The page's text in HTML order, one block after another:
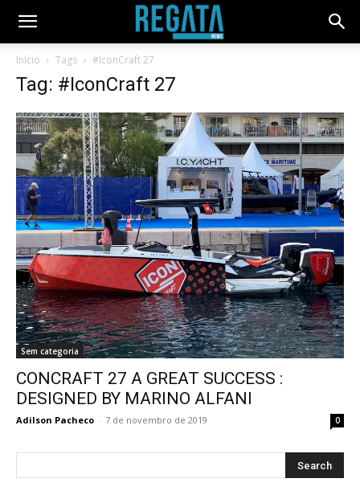
Início Tags #IconCraft 27
Tag: #IconCraft 27
Sem categoria
CONCRAFT 27 A GREAT SUCCESS :
DESIGNED BY MARINO ALFANI
Adilson Pacheco - 7 de novembro de 2019 0